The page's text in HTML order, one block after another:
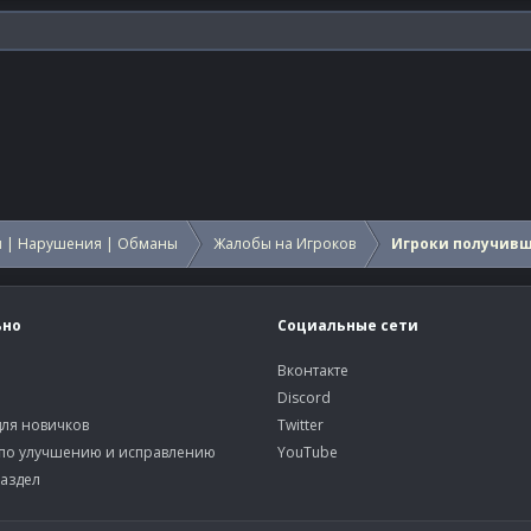
| Нарушения | Обманы Жалобы на Игроков Игроки
новичков
улучшению и исправлению
Социальные сети
Вконтакте
Discord
Twitter
YouTube